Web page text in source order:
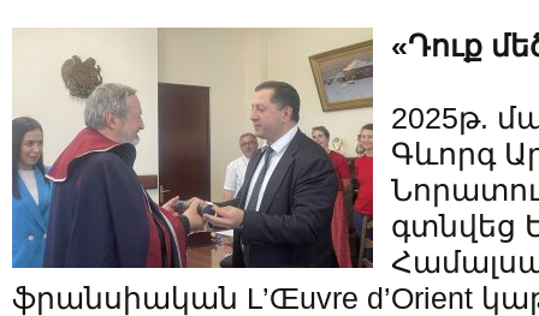
«Դուք
2025թ.
Գևորգ
գտնվեց
ֆրանսիական L’Œuvre d’Orient